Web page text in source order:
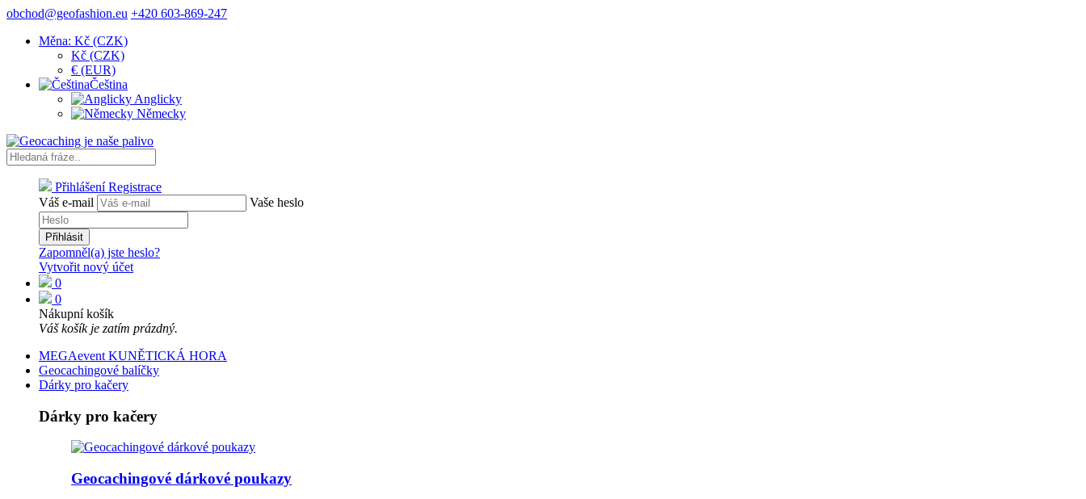
obchod@geofashion.eu +420 603-869-247
Měna: Kč (CZK)
Kč (CZK)
€ (EUR)
Čeština
Anglicky
Německy
Přihlášení Registrace
Váš e-mail
Vaše heslo
Přihlásit
Zapomněl(a) jste heslo?
Vytvořit nový účet
0
0
Nákupní košík
Váš košík je zatím prázdný.
MEGAevent KUNĚTICKÁ HORA
Geocachingové balíčky
Dárky pro kačery
Dárky pro kačery
Geocachingové dárkové poukazy